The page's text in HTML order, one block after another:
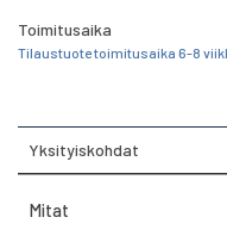
Toimitusaika
Tilaustuote toimitusaika 6-8
Yksityiskohdat
Mitat